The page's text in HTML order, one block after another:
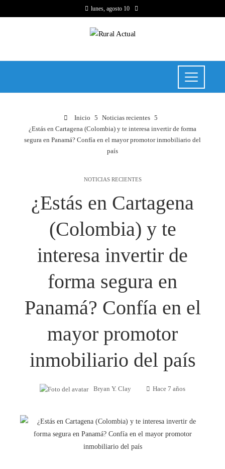
lunes, agosto 10
Inicio
Noticias recientes
¿Estás en Cartagena (Colombia) y te interesa invertir de forma
segura en Panamá? Confía en el mayor promotor inmobiliario del
país
NOTICIAS RECIENTES
¿Estás en Cartagena
(Colombia) y te
interesa invertir de
forma segura en
Panamá? Confía en el
mayor promotor
inmobiliario del país
Bryan Y. Clay Hace 7 años